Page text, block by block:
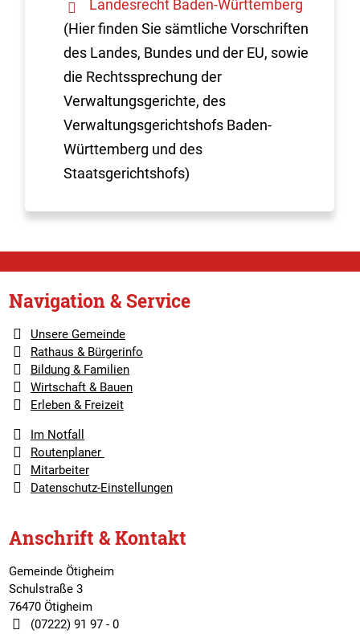
Landesrecht Baden-Württemberg
(Hier finden Sie sämtliche Vorschriften
des Landes, Bundes und der EU, sowie
die Rechtssprechung der
Verwaltungsgerichte, des
Verwaltungsgerichtshofs Baden-
Württemberg und des
Staatsgerichtshofs)
Navigation & Service
Unsere Gemeinde
Rathaus & Bürgerinfo
Bildung & Familien
Wirtschaft & Bauen
Erleben & Freizeit
Im Notfall
Routenplaner
Mitarbeiter
Datenschutz-Einstellungen
Anschrift & Kontakt
Gemeinde Ötigheim
Schulstraße 3
76470 Ötigheim
(07222) 91 97 - 0